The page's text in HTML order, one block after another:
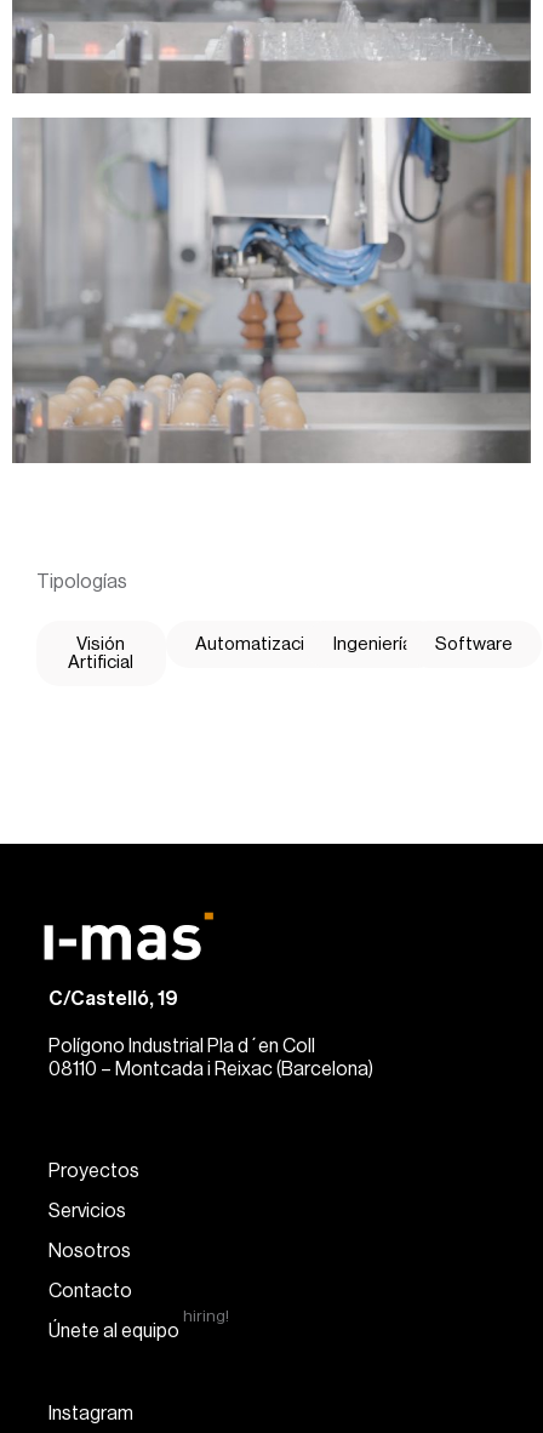
Tipologías
Visión
Artificial
Automatización Ingeniería Software
C/Castelló, 19
Polígono Industrial Pla d´en Coll
08110 – Montcada i Reixac (Barcelona)
Proyectos
Servicios
Nosotros
Contacto
Únete al equipo
hiring!
Instagram